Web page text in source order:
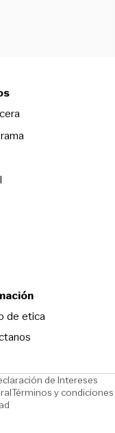
Opens in new
in new window
de eticaOpens in new
in new window
de Intereses
Opens in new window
Términos y condiciones